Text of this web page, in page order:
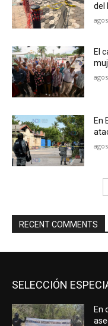
del
El
En
RECENT COMMENTS
SELECCIÓN
En